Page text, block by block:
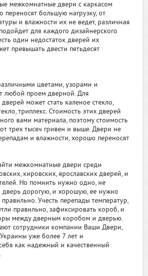
межкомнатные двери с каркасом
переносят большую нагрузку, от
и влажности их не ведет, различная
для каждого дизайнерского
один недостаток дверей их
превышать двести пятьдесят
цветами, узорами и
любой проем дверной. Для
может стать каленое стекло,
триплекс. Стоимость этих дверей
вами материала, поэтому стоимость
трех тысяч гривен и выше. Двери не
и влажности, хорошо переносят
межкомнатные двери среди
кировских, ярославских дверей, и
Но помнить нужно одно, не
дверь дорогую, и хорошую, ее нужно
Учесть перепады температур,
правильно, зафиксировать короб, и
между дверным коробом и дверью.
сотрудники компании Ваши Двери,
уже более 7 лет и
как надежный и качественный